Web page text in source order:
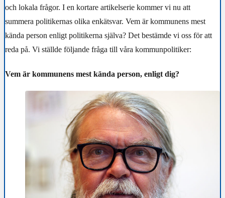
och lokala frågor. I en kortare artikelserie kommer vi nu att
summera politikernas olika enkätsvar. Vem är kommunens mest
kända person enligt politikerna själva? Det bestämde vi oss för att
reda på. Vi ställde följande fråga till våra kommunpolitiker:
Vem är kommunens mest kända person, enligt dig?